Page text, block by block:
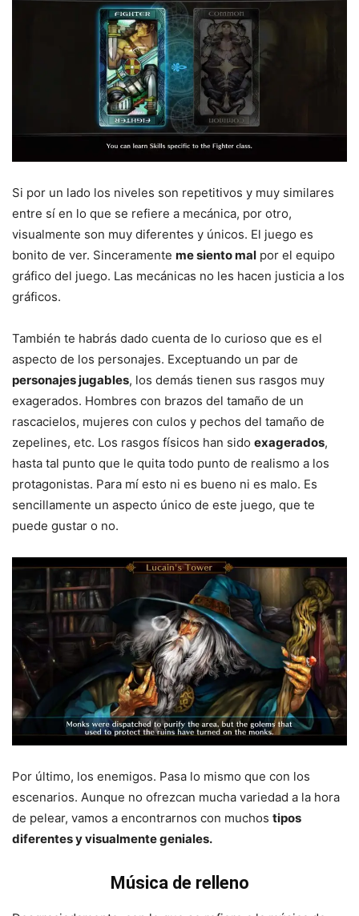
Si por un lado los niveles son repetitivos y muy similares
entre sí en lo que se refiere a mecánica, por otro,
visualmente son muy diferentes y únicos. El juego es
bonito de ver. Sinceramente me siento mal por el equipo
gráfico del juego. Las mecánicas no les hacen justicia a los
gráficos.
También te habrás dado cuenta de lo curioso que es el
aspecto de los personajes. Exceptuando un par de
personajes jugables, los demás tienen sus rasgos muy
exagerados. Hombres con brazos del tamaño de un
rascacielos, mujeres con culos y pechos del tamaño de
zepelines, etc. Los rasgos físicos han sido exagerados,
hasta tal punto que le quita todo punto de realismo a los
protagonistas. Para mí esto ni es bueno ni es malo. Es
sencillamente un aspecto único de este juego, que te
puede gustar o no.
Por último, los enemigos. Pasa lo mismo que con los
escenarios. Aunque no ofrezcan mucha variedad a la hora
de pelear, vamos a encontrarnos con muchos tipos
diferentes y visualmente geniales.
Música de relleno